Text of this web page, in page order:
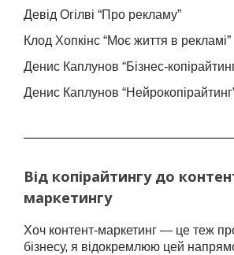
Девід Огілві “Про рекламу”
Клод Хопкінс “Моє життя в рекламі”
Денис Каплунов “Бізнес-
Денис Каплунов
Від копірайтингу до
маркетингу
Хоч контент-маркетинг — це теж
бізнесу, я відокремлюю цей